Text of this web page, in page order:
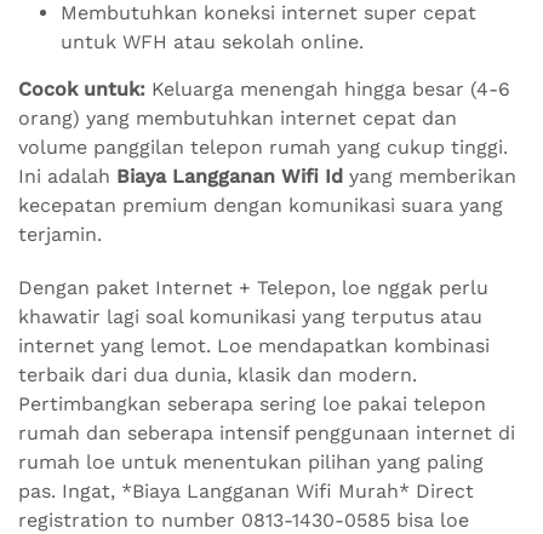
Membutuhkan koneksi internet super cepat
untuk WFH atau sekolah online.
Cocok untuk: Keluarga menengah hingga besar (4-6
orang) yang membutuhkan internet cepat dan
volume panggilan telepon rumah yang cukup tinggi.
Ini adalah Biaya Langganan Wifi Id yang memberikan
kecepatan premium dengan komunikasi suara yang
terjamin.
Dengan paket Internet + Telepon, loe nggak perlu
khawatir lagi soal komunikasi yang terputus atau
internet yang lemot. Loe mendapatkan kombinasi
terbaik dari dua dunia, klasik dan modern.
Pertimbangkan seberapa sering loe pakai telepon
rumah dan seberapa intensif penggunaan internet di
rumah loe untuk menentukan pilihan yang paling
pas. Ingat, *Biaya Langganan Wifi Murah* Direct
registration to number 0813-1430-0585 bisa loe